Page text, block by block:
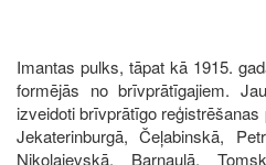
Imantas pulks, tāpat kā 1915.
formējās no brīvprātīgajiem.
izveidoti brīvprātīgo
Jekaterinburgā, Čeļabinskā,
Nikolajevskā, Barnaulā,